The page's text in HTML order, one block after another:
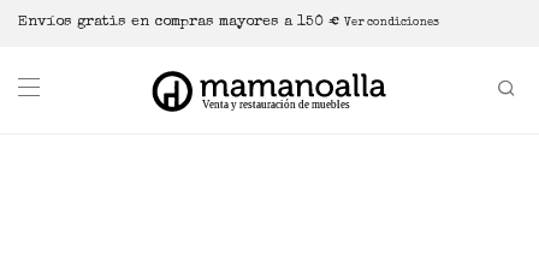
Envíos gratis en compras mayores a 150 € Ver condiciones